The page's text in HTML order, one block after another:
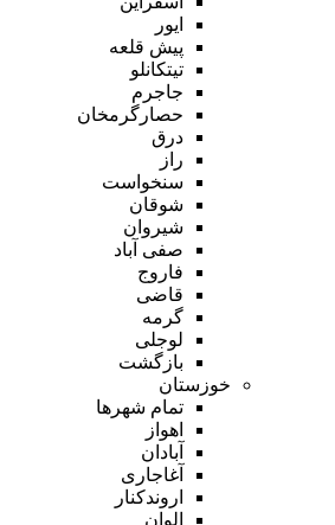
ایور
پیش قلعه
تیتکانلو
جاجرم
حصارگرمخان
درق
راز
سنخواست
شوقان
شیروان
صفی آباد
فاروج
قاضی
گرمه
لوجلی
بازگشت
خوزستان
تمام شهر‌ها
اهواز
آبادان
آغاجاری
اروندکنار
الوان